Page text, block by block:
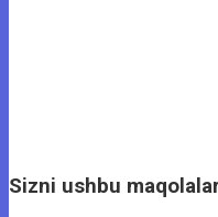
Sizni ushbu